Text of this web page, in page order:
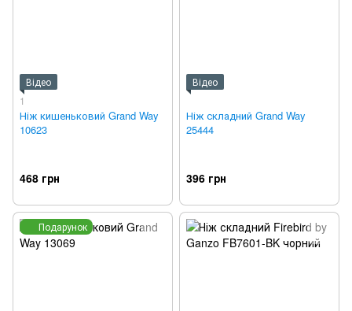
Відео
1
Ніж кишеньковий Grand Way
10623
468 грн
Відео
Ніж складний Grand Way
25444
396 грн
Подарунок